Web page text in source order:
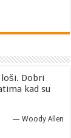
loši. Dobri
kad su
— Woody Allen